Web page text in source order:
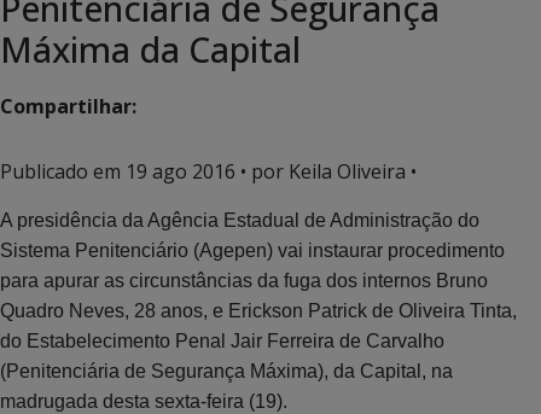
Máxima da Capital
Compartilhar:
Publicado em 19 ago 2016 • por Keila Oliveira •
A presidência da Agência Estadual de Administração do
Sistema Penitenciário (Agepen) vai instaurar procedimento
para apurar as circunstâncias da fuga dos internos Bruno
Quadro Neves, 28 anos, e Erickson Patrick de Oliveira Tinta,
do Estabelecimento Penal Jair Ferreira de Carvalho
(Penitenciária de Segurança Máxima), da Capital, na
madrugada desta sexta-feira (19).